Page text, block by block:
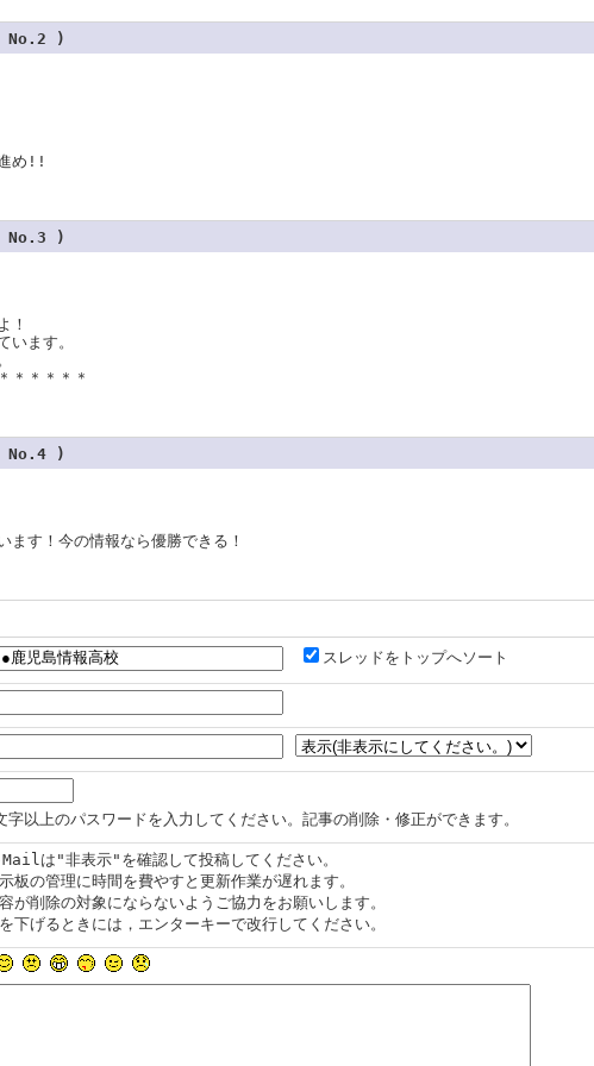
No.2 )
め!!
No.3 )
！
います。
＊＊＊＊＊
No.4 )
ます！今の情報なら優勝できる！
スレッドをトップへソート
字以上のパスワードを入力してください。記事の削除・修正ができます。
は"非表示"を確認して投稿してください。
板の管理に時間を費やすと更新作業が遅れます。
が削除の対象にならないようご協力をお願いします。
下げるときには，エンターキーで改行してください。